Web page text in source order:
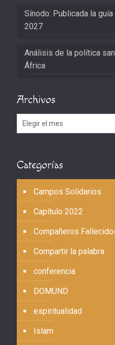
Sínodo: Publicada la guía
2027
Análisis de la política
África
Archivos
Archivos
Categorías
Campos Solidarios
Capítulo 2022
Compañeros
Compartir la palabra
conferencia
DOMUND
espiritualidad
Islam